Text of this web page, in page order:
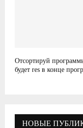
Отсортируй
будет res в конце
НОВЫЕ